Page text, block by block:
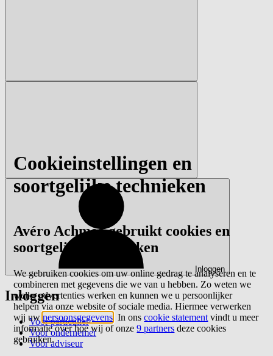
Inloggen
Inloggen
Voor particulier
Voor ondernemer
Voor adviseur
Cookieinstellingen en
soortgelijke technieken
Avéro Achmea gebruikt cookies en
soortgelijke technieken
We gebruiken cookies om uw online gedrag te analyseren en te
combineren met gegevens die we van u hebben. Zo weten we
welke advertenties werken en kunnen we u persoonlijker
helpen via onze website of sociale media. Hiermee verwerken
wij uwpersoonsgegevens . In onscookie statement vindt u meer
informatie over hoe wij of onze9 partners deze cookies
gebruiken.